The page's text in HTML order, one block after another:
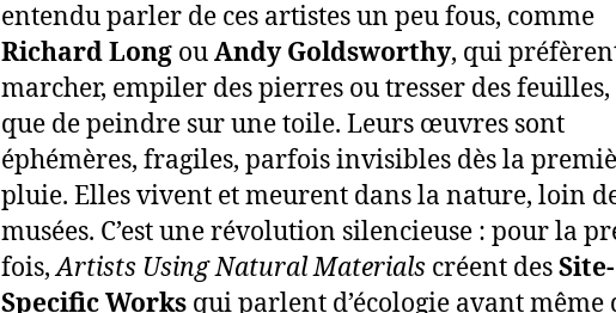
entendu parler de ces artistes un peu fous, comme
Richard Long ouAndy Goldsworthy, qui
marcher, empiler des pierres ou tresser des
que de peindre sur une toile. Leurs œuvres sont
éphémères, fragiles, parfois invisibles dès la
pluie. Elles vivent et meurent dans la nature, loin
musées. C’est une révolution silencieuse : pour la
fois,Artists Using Natural Materials créent desSite-
Specific Works qui parlent d’écologie avant même